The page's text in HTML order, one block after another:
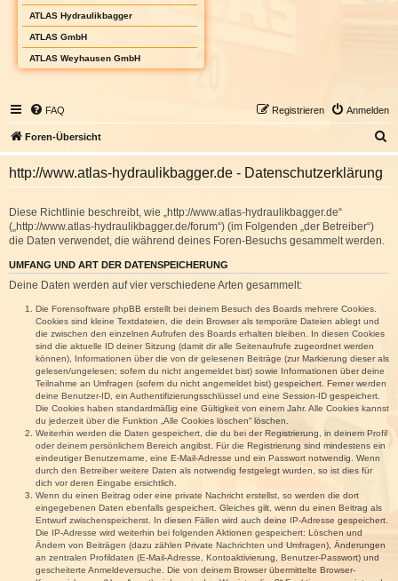
ATLAS Hydraulikbagger
ATLAS GmbH
ATLAS Weyhausen GmbH
FAQ Anmelden
Registrieren
Foren-Übersicht
u
http://www.atlas-hydraulikbagger.de - Datenschutzerklärung
Diese Richtlinie beschreibt, wie „http://www.atlas-hydraulikbagger.de“
(„http://www.atlas-hydraulikbagger.de/forum“) (im Folgenden „der Betreiber“)
die Daten verwendet, die während deines Foren-Besuchs gesammelt werden.
UMFANG UND ART DER DATENSPEICHERUNG
Deine Daten werden auf vier verschiedene Arten gesammelt:
Die Forensoftware phpBB erstellt bei deinem Besuch des Boards mehrere Cookies.
Cookies sind kleine Textdateien, die dein Browser als temporäre Dateien ablegt und
die zwischen den einzelnen Aufrufen des Boards erhalten bleiben. In diesen Cookies
sind die aktuelle ID deiner Sitzung (damit dir alle Seitenaufrufe zugeordnet werden
können), Informationen über die von dir gelesenen Beiträge (zur Markierung dieser als
gelesen/ungelesen; sofern du nicht angemeldet bist) sowie Informationen über deine
Teilnahme an Umfragen (sofern du nicht angemeldet bist) gespeichert. Ferner werden
deine Benutzer-ID, ein Authentifizierungsschlüssel und eine Session-ID gespeichert.
Die Cookies haben standardmäßig eine Gültigkeit von einem Jahr. Alle Cookies kannst
du jederzeit über die Funktion „Alle Cookies löschen“ löschen.
Weiterhin werden die Daten gespeichert, die du bei der Registrierung, in deinem Profil
oder deinem persönlichem Bereich angibst. Für die Registrierung sind mindestens ein
eindeutiger Benutzername, eine E-Mail-Adresse und ein Passwort notwendig. Wenn
durch den Betreiber weitere Daten als notwendig festgelegt wurden, so ist dies für
dich vor deren Eingabe ersichtlich.
Wenn du einen Beitrag oder eine private Nachricht erstellst, so werden die dort
eingegebenen Daten ebenfalls gespeichert. Gleiches gilt, wenn du einen Beitrag als
Entwurf zwischenspeicherst. In diesen Fällen wird auch deine IP-Adresse gespeichert.
Die IP-Adresse wird weiterhin bei folgenden Aktionen gespeichert: Löschen und
Ändern von Beiträgen (dazu zählen Private Nachrichten und Umfragen), Änderungen
an zentralen Profildaten (E-Mail-Adresse, Kontoaktivierung, Benutzer-Passwort) und
gescheiterte Anmeldeversuche. Die von deinem Browser übermittelte Browser-